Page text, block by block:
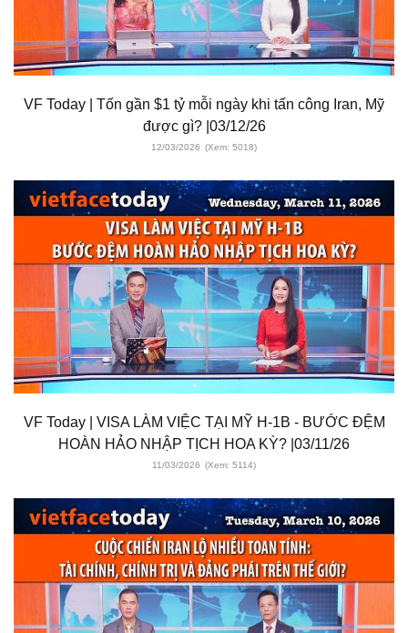
VF Today | Tốn gần $1 tỷ mỗi ngày khi tấn công Iran, Mỹ
được gì? |03/12/26
12/03/2026 (Xem: 5018)
VF Today | VISA LÀM VIỆC TẠI MỸ H-1B - BƯỚC ĐỆM
HOÀN HẢO NHẬP TỊCH HOA KỲ? |03/11/26
11/03/2026 (Xem: 5114)